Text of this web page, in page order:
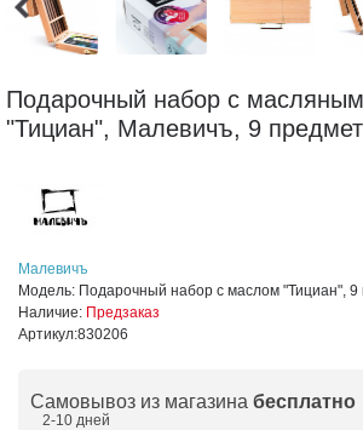
Подарочный набор с
"Тициан", Малевичъ, 9
Малевичъ
Модель: Подарочный набор с маслом "Тициан", 9
Наличие: Предзаказ
Артикул:830206
Самовывоз из магазина бесплатно
2-10 дней